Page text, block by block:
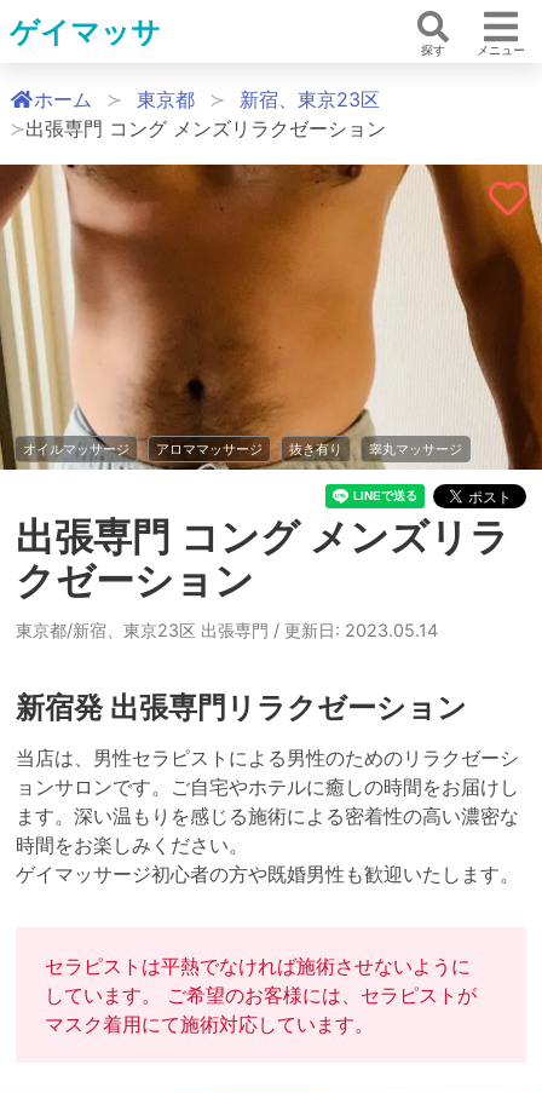
ゲイマッサ
探す メニュー
ホーム 東京都
新宿、東京23区
出張専門 コング メンズリラクゼーション
オイルマッサージ アロママッサージ 抜き有り 睾丸マッサージ
出張専門 コング メンズリラ
クゼーション
東京都/新宿、東京23区 出張専門 / 更新日: 2023.05.14
新宿発 出張専門リラクゼーション
当店は、男性セラピストによる男性のためのリラクゼーシ
ョンサロンです。ご自宅やホテルに癒しの時間をお届けし
ます。深い温もりを感じる施術による密着性の高い濃密な
時間をお楽しみください。
ゲイマッサージ初心者の方や既婚男性も歓迎いたします。
セラピストは平熱でなければ施術させないように
しています。 ご希望のお客様には、セラピストが
マスク着用にて施術対応しています。